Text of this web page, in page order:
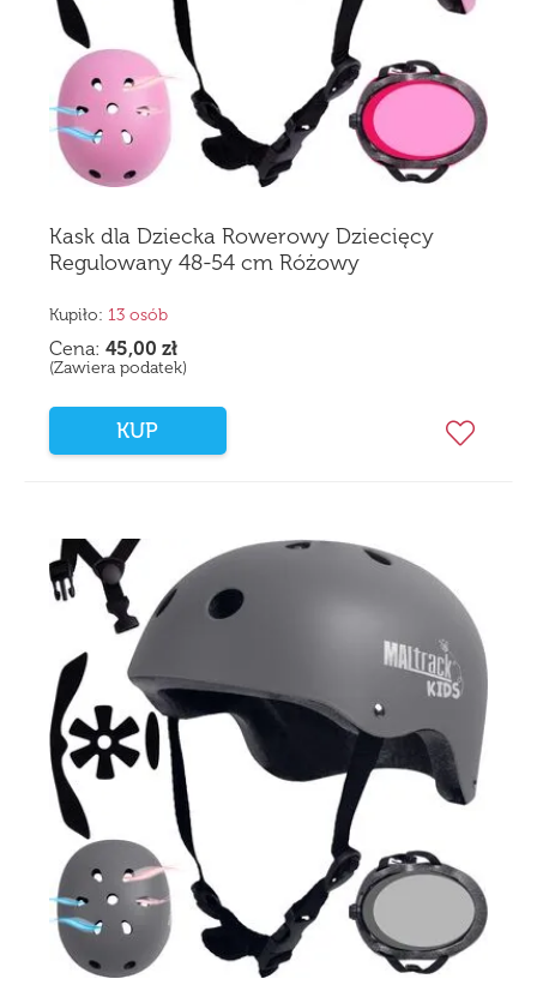
Kask dla Dziecka Rowerowy Dziecięcy
Regulowany 48-54 cm Różowy
Kupiło: 13 osób
Cena: 45,00 zł
(Zawiera podatek)
KUP